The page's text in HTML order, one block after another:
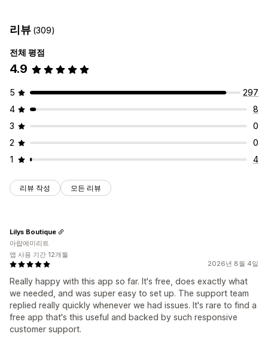
우편 사서함 제한 사항
주소 확인 이름 바꾸기 옵션
여러 언어
여러 위치
준비 시간
픽업 옵션
오프라인 스토어 여러 위치
리뷰 (309)
전체 평점
4.9
5
297
4
8
3
0
2
0
1
4
리뷰 작성 모든 리뷰
2026년 8월 4일
Really happy with this app so far. It's free, does exactly what
we needed, and was super easy to set up. The support team
replied really quickly whenever we had issues. It's rare to find a
free app that's this useful and backed by such responsive
customer support.
Lilys Boutique
아랍에미리트
앱 사용 기간 12개월